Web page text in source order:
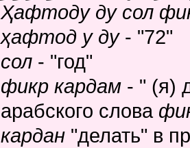
Ҳафтоду ду сол
ҳафтод у ду- "72"
сол - "год"
фикр кардам - " (я)
арабского слова
кардан "делать" в